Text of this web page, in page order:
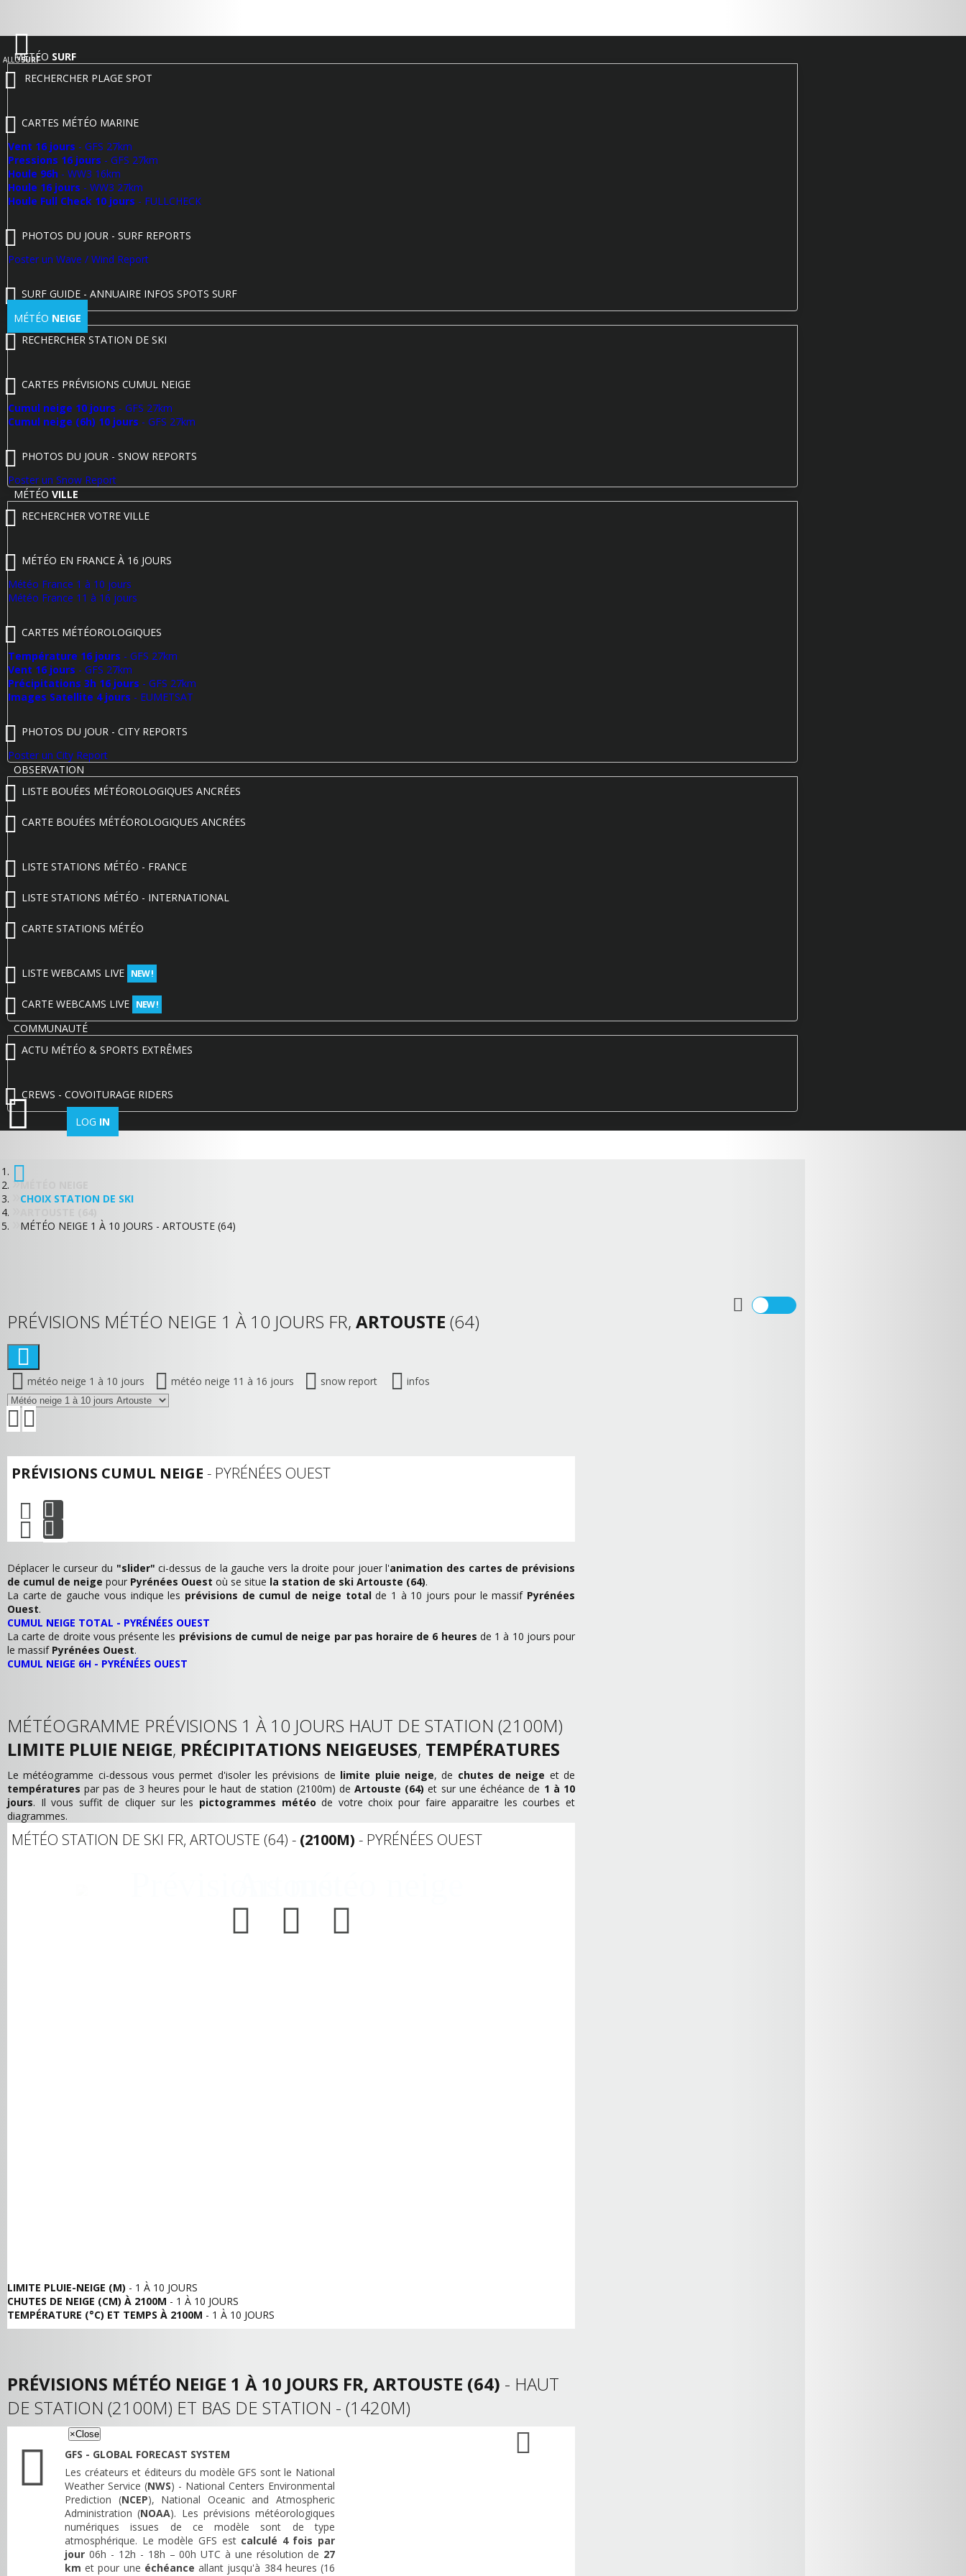
ALLOSURF
MÉTÉO SURF
RECHERCHER PLAGE SPOT
CARTES MÉTÉO MARINE
Vent 16 jours - GFS 27km
Pressions 16 jours - GFS 27km
Houle 96h - WW3 16km
Houle 16 jours - WW3 27km
Houle Full Check 10 jours - FULLCHECK
PHOTOS DU JOUR - SURF REPORTS
Poster un Wave / Wind Report
SURF GUIDE - ANNUAIRE INFOS SPOTS SURF
MÉTÉO NEIGE
RECHERCHER STATION DE SKI
CARTES PRÉVISIONS CUMUL NEIGE
Cumul neige 10 jours - GFS 27km
Cumul neige (6h) 10 jours - GFS 27km
PHOTOS DU JOUR - SNOW REPORTS
Poster un Snow Report
MÉTÉO VILLE
RECHERCHER VOTRE VILLE
MÉTÉO EN FRANCE À 16 JOURS
Météo France 1 à 10 jours
Météo France 11 à 16 jours
CARTES MÉTÉOROLOGIQUES
Température 16 jours - GFS 27km
Vent 16 jours - GFS 27km
Précipitations 3h 16 jours - GFS 27km
Images Satellite 4 jours - EUMETSAT
PHOTOS DU JOUR - CITY REPORTS
Poster un City Report
OBSERVATION
LISTE BOUÉES MÉTÉOROLOGIQUES ANCRÉES
CARTE BOUÉES MÉTÉOROLOGIQUES ANCRÉES
LISTE STATIONS MÉTÉO - FRANCE
LISTE STATIONS MÉTÉO - INTERNATIONAL
CARTE STATIONS MÉTÉO
LISTE WEBCAMS LIVE NEW !
CARTE WEBCAMS LIVE NEW !
COMMUNAUTÉ
ACTU MÉTÉO & SPORTS EXTRÊMES
CREWS - COVOITURAGE RIDERS
LOG IN
MÉTÉO NEIGE
CHOIX STATION DE SKI
MÉTÉO NEIGE 1 À 10 JOURS - ARTOUSTE (64)
PRÉVISIONS MÉTÉO NEIGE 1 À 10 JOURS FR, ARTOUSTE (64)
météo neige 1 à 10 jours météo neige 11 à 16 jours snow report infos
PRÉVISIONS CUMUL NEIGE - PYRÉNÉES OUEST
Déplacer le curseur du "slider" ci-dessus de la gauche vers la droite pour jouer l'animation des cartes de prévisions
de cumul de neige pour Pyrénées Ouest où se situe la station de ski Artouste (64).
La carte de gauche vous indique les prévisions de cumul de neige totalde 1 à 10 jours pour le massif Pyrénées
Ouest.
CUMUL NEIGE TOTAL - PYRÉNÉES OUEST
La carte de droite vous présente les prévisions de cumul de neige par pas horaire de 6 heures de 1 à 10 jours pour
le massif Pyrénées Ouest.
CUMUL NEIGE 6H - PYRÉNÉES OUEST
MÉTÉOGRAMME PRÉVISIONS 1 À 10 JOURS HAUT DE STATION (2100M)
LIMITE PLUIE NEIGE, PRÉCIPITATIONS NEIGEUSES, TEMPÉRATURES
Le météogramme ci-dessous vous permet d'isoler les prévisions de limite pluie neige, de chutes de neige et de
températures par pas de 3 heures pour le haut de station (2100m) de Artouste (64) et sur une échéance de 1 à 10
jours. Il vous suffit de cliquer sur les pictogrammes météo de votre choix pour faire apparaitre les courbes et
diagrammes.
MÉTÉO STATION DE SKI FR, ARTOUSTE (64) - (2100M) - PYRÉNÉES OUEST
LIMITE PLUIE-NEIGE (M) - 1 À 10 JOURS
CHUTES DE NEIGE (CM) À 2100M - 1 À 10 JOURS
TEMPÉRATURE (°C) ET TEMPS À 2100M - 1 À 10 JOURS
PRÉVISIONS MÉTÉO NEIGE 1 À 10 JOURS FR, ARTOUSTE (64) - HAUT
DE STATION (2100M) ET BAS DE STATION - (1420M)
×Close
GFS - GLOBAL FORECAST SYSTEM
Les créateurs et éditeurs du modèle GFS sont le National
Weather Service (NWS) - National Centers Environmental
Prediction (NCEP), National Oceanic and Atmospheric
Administration (NOAA). Les prévisions météorologiques
numériques issues de ce modèle sont de type
atmosphérique. Le modèle GFS est calculé 4 fois par
jour 06h - 12h - 18h – 00h UTC à une résolution de 27
km et pour une échéance allant jusqu'à 384 heures (16